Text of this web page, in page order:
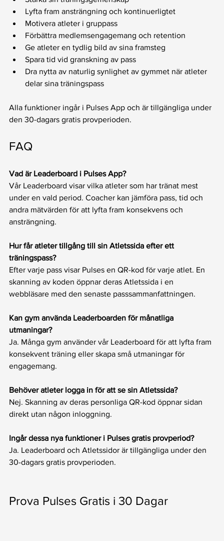
Lyfta fram ansträngning och kontinuerligtet
Motivera atleter i gruppass
Förbättra medlemsengagemang och retention
Ge atleter en tydlig bild av sina framsteg
Spara tid vid granskning av pass
Dra nytta av naturlig synlighet av gymmet när atleter
delar sina träningspass
Alla funktioner ingår i Pulses App och är tillgängliga under
den 30-dagars gratis provperioden.
FAQ
Vad är Leaderboard i Pulses App?
Vår Leaderboard visar vilka atleter som har tränat mest
under en vald period. Coacher kan jämföra pass, tid och
andra mätvärden för att lyfta fram konsekvens och
ansträngning.
Hur får atleter tillgång till sin Atletssida efter ett
träningspass?
Efter varje pass visar Pulses en QR-kod för varje atlet. En
skanning av koden öppnar deras Atletssida i en
webbläsare med den senaste passsammanfattningen.
Kan gym använda Leaderboarden för månatliga
utmaningar?
Ja. Många gym använder vår Leaderboard för att lyfta fram
konsekvent träning eller skapa små utmaningar för
engagemang.
Behöver atleter logga in för att se sin Atletssida?
Nej. Skanning av deras personliga QR-kod öppnar sidan
direkt utan någon inloggning.
Ingår dessa nya funktioner i Pulses gratis provperiod?
Ja. Leaderboard och Atletssidor är tillgängliga under den
30-dagars gratis provperioden.
Prova Pulses Gratis i 30 Dagar